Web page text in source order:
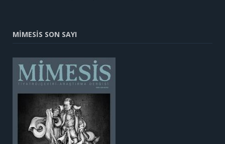
MİMESİS SON SAYI